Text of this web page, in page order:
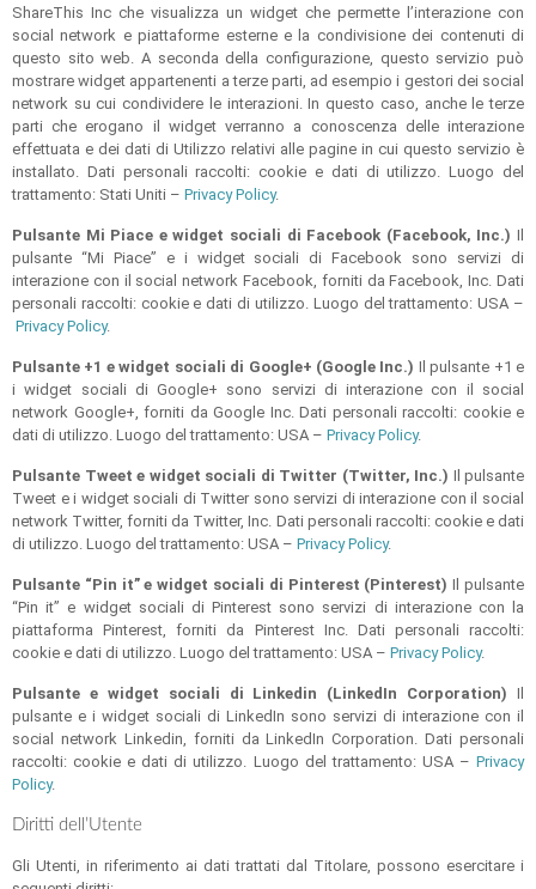
ShareThis Inc che visualizza un widget che permette l’interazione con
social network e piattaforme esterne e la condivisione dei contenuti di
questo sito web. A seconda della configurazione, questo servizio può
mostrare widget appartenenti a terze parti, ad esempio i gestori dei social
network su cui condividere le interazioni. In questo caso, anche le terze
parti che erogano il widget verranno a conoscenza delle interazione
effettuata e dei dati di Utilizzo relativi alle pagine in cui questo servizio è
installato. Dati personali raccolti: cookie e dati di utilizzo. Luogo del
trattamento: Stati Uniti – Privacy Policy.
Pulsante Mi Piace e widget sociali di Facebook (Facebook, Inc.) Il
pulsante “Mi Piace” e i widget sociali di Facebook sono servizi di
interazione con il social network Facebook, forniti da Facebook, Inc. Dati
personali raccolti: cookie e dati di utilizzo. Luogo del trattamento: USA –
Privacy Policy.
Pulsante +1 e widget sociali di Google+ (Google Inc.) Il pulsante +1 e
i widget sociali di Google+ sono servizi di interazione con il social
network Google+, forniti da Google Inc. Dati personali raccolti: cookie e
dati di utilizzo. Luogo del trattamento: USA – Privacy Policy.
Pulsante Tweet e widget sociali di Twitter (Twitter, Inc.) Il pulsante
Tweet e i widget sociali di Twitter sono servizi di interazione con il social
network Twitter, forniti da Twitter, Inc. Dati personali raccolti: cookie e dati
di utilizzo. Luogo del trattamento: USA – Privacy Policy.
Pulsante “Pin it” e widget sociali di Pinterest (Pinterest)Il pulsante
“Pin it” e widget sociali di Pinterest sono servizi di interazione con la
piattaforma Pinterest, forniti da Pinterest Inc. Dati personali raccolti:
cookie e dati di utilizzo. Luogo del trattamento: USA – Privacy Policy.
Pulsante e widget sociali di Linkedin (LinkedIn Corporation) Il
pulsante e i widget sociali di LinkedIn sono servizi di interazione con il
social network Linkedin, forniti da LinkedIn Corporation. Dati personali
raccolti: cookie e dati di utilizzo. Luogo del trattamento: USA – Privacy
Policy.
Diritti dell’Utente
Gli Utenti, in riferimento ai dati trattati dal Titolare, possono esercitare i